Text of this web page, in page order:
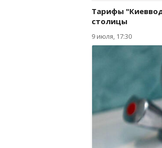
Тарифы
столицы
9 июля, 17:30